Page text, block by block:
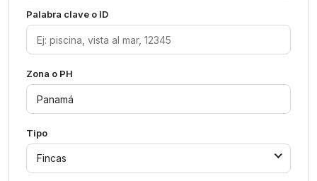
Palabra clave o ID
Zona o PH
Tipo
Fincas